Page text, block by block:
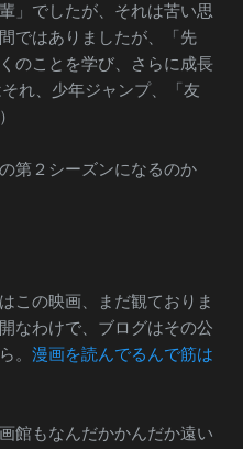
」でしたが、それは苦い思
ではありましたが、「先
のことを学び、さらに成長
れ、少年ジャンプ、「友
第２シーズンになるのか
この映画、まだ観ておりま
なわけで、ブログはその公
。 漫画を読んでるんで筋は
館もなんだかかんだか遠い